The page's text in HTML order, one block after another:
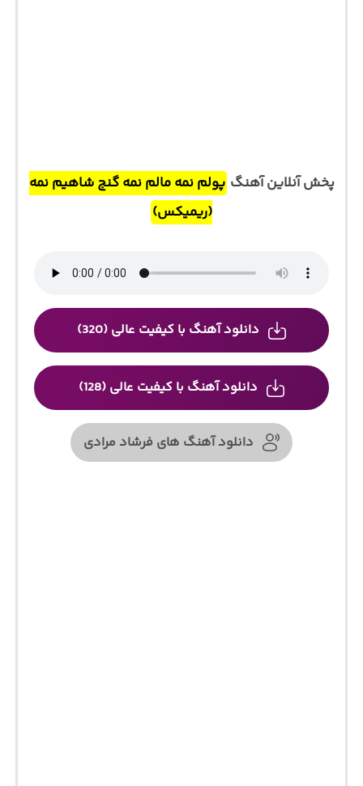
پخش آنلاین آهنگ پولم نمه مالم نمه گنج شاهیم نمه
(ریمیکس)
دانلود آهنگ با کیفیت عالی (320)
دانلود آهنگ با کیفیت عالی (128)
دانلود آهنگ های فرشاد مرادی